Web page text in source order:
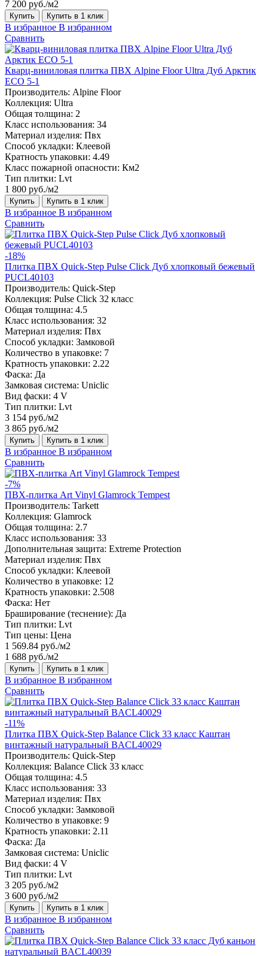
7 200 руб./м2
Купить Купить в 1 клик
В избранное В избранном
Сравнить
Кварц-виниловая плитка ПВХ Alpine Floor Ultra Дуб Арктик
ECO 5-1
Производитель: Alpine Floor
Коллекция: Ultra
Общая толщина: 2
Класс использования: 34
Материал изделия: Пвх
Способ укладки: Клеевой
Кратность упаковки: 4.49
Класс пожарной опасности: Км2
Тип плитки: Lvt
1 800 руб./м2
Купить Купить в 1 клик
В избранное В избранном
Сравнить
-18%
Плитка ПВХ Quick-Step Pulse Click Дуб хлопковый бежевый
PUCL40103
Производитель: Quick-Step
Коллекция: Pulse Click 32 класс
Общая толщина: 4.5
Класс использования: 32
Материал изделия: Пвх
Способ укладки: Замковой
Количество в упаковке: 7
Кратность упаковки: 2.22
Фаска: Да
Замковая система: Uniclic
Вид фаски: 4 V
Тип плитки: Lvt
3 154 руб./м2
3 865 руб./м2
Купить Купить в 1 клик
В избранное В избранном
Сравнить
-7%
ПВХ-плитка Art Vinyl Glamrock Tempest
Производитель: Tarkett
Коллекция: Glamrock
Общая толщина: 2.7
Класс использования: 33
Дополнительная защита: Extreme Protection
Материал изделия: Пвх
Способ укладки: Клеевой
Количество в упаковке: 12
Кратность упаковки: 2.508
Фаска: Нет
Браширование (теснение): Да
Тип плитки: Lvt
Тип цены: Цена
1 569.84 руб./м2
1 688 руб./м2
Купить Купить в 1 клик
В избранное В избранном
Сравнить
-11%
Плитка ПВХ Quick-Step Balance Click 33 класс Каштан
винтажный натуральный BACL40029
Производитель: Quick-Step
Коллекция: Balance Click 33 класс
Общая толщина: 4.5
Класс использования: 33
Материал изделия: Пвх
Способ укладки: Замковой
Количество в упаковке: 9
Кратность упаковки: 2.11
Фаска: Да
Замковая система: Uniclic
Вид фаски: 4 V
Тип плитки: Lvt
3 205 руб./м2
3 600 руб./м2
Купить Купить в 1 клик
В избранное В избранном
Сравнить